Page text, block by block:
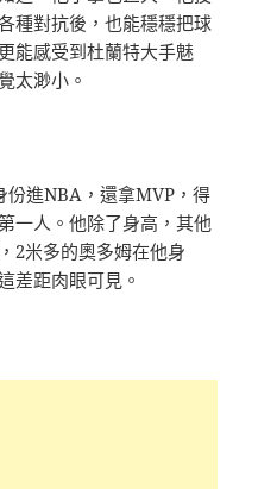
種對抗後，也能穩穩把球
能感受到杜蘭特大手魅
太渺小。
份進NBA，還拿MVP，得
一人。他除了身高，其他
2米多的奧多姆在他身
差距肉眼可見。